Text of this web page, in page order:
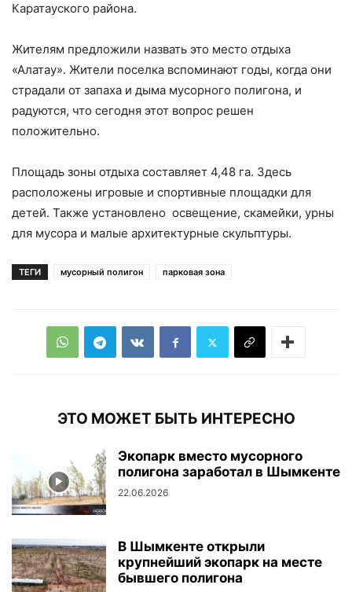
Каратауского района.
Жителям предложили назвать это место отдыха
«Алатау». Жители поселка вспоминают годы, когда они
страдали от запаха и дыма мусорного полигона, и
радуются, что сегодня этот вопрос решен
положительно.
Площадь зоны отдыха составляет 4,48 га. Здесь
расположены игровые и спортивные площадки для
детей. Также установлено освещение, скамейки, урны
для мусора и малые архитектурные скульптуры.
ТЕГИ мусорный полигон парковая зона
ЭТО МОЖЕТ БЫТЬ ИНТЕРЕСНО
Экопарк вместо мусорного
полигона заработал в Шымкенте
22.06.2026
В Шымкенте открыли
крупнейший экопарк на месте
бывшего полигона